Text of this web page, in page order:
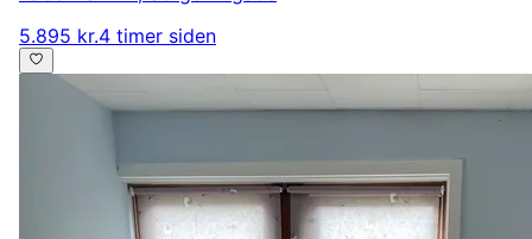
5.895 kr.4 timer siden